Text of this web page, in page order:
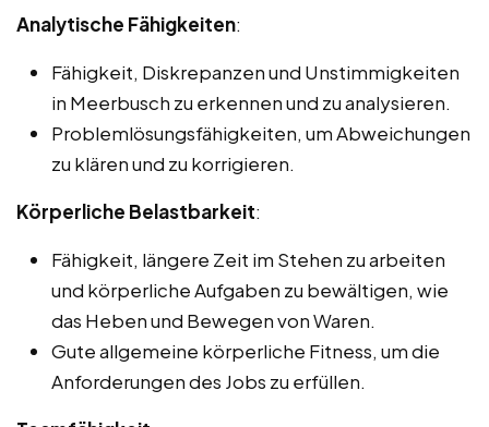
Analytische Fähigkeiten:
Fähigkeit, Diskrepanzen und Unstimmigkeiten
in Meerbusch zu erkennen und zu analysieren.
Problemlösungsfähigkeiten, um Abweichungen
zu klären und zu korrigieren.
Körperliche Belastbarkeit:
Fähigkeit, längere Zeit im Stehen zu arbeiten
und körperliche Aufgaben zu bewältigen, wie
das Heben und Bewegen von Waren.
Gute allgemeine körperliche Fitness, um die
Anforderungen des Jobs zu erfüllen.